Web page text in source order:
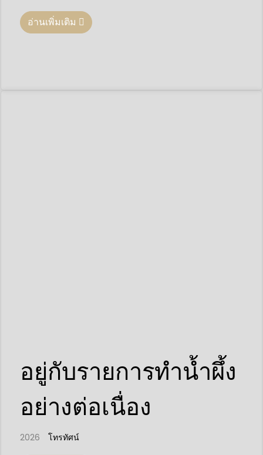
อ่านเพิ่มเติม
อยู่กับรายการทำน้ำผึ้ง
อย่างต่อเนื่อง
2026 โทรทัศน์